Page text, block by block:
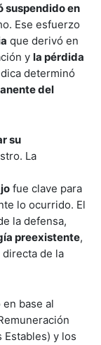
suspendido en
Ese esfuerzo
que derivó en
y la pérdida
determinó
del
su
La
fue clave para
lo ocurrido. El
la defensa,
preexistente,
de la
base al
Estables) y los